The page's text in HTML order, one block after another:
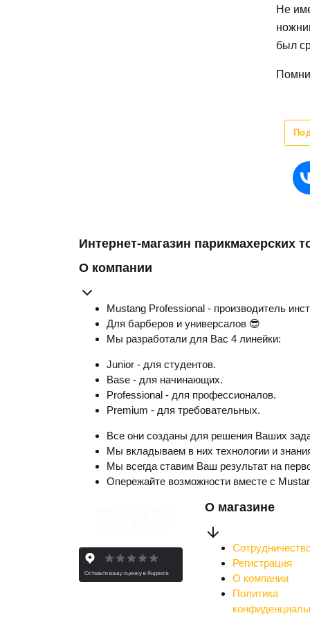
Не
был
Интернет-магазин парикмахерских
О компании
Mustang Professional - производитель
Для барберов и универсалов 😎
Мы разработали для Вас 4 линейки:
Junior - для студентов.
Base - для начинающих.
Professional - для профессионалов.
Premium - для требовательных.
Все они созданы для решения Ваших
Мы вкладываем в них технологии и
Мы всегда ставим Ваш результат на
Опережайте возможности вместе с
О магазине
Регистрация
О компании
Политика